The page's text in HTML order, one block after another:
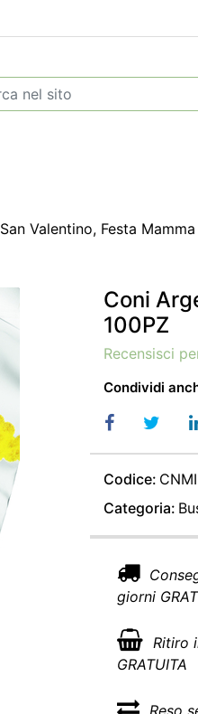
San Valentino, Festa
Coni
100PZ
Recensisci
Condividi
Codice:
Categoria:
giorni
Ritiro
GRATUITA
Reso